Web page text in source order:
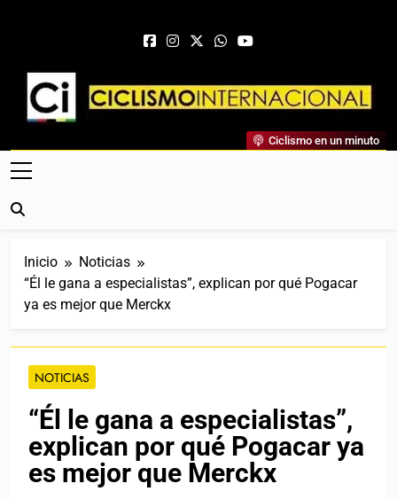
Ciclismo Internacional
Web Dedicada Al Ciclismo Mundial. Entrevistas, Análisis,
Crónicas, Previas Y Más. La Web Ciclista De Referencia.
Ciclismo en un minuto
Inicio
Noticias
“Él le gana a especialistas”, explican por qué Pogacar
ya es mejor que Merckx
NOTICIAS
“Él le gana a especialistas”,
explican por qué Pogacar ya
es mejor que Merckx